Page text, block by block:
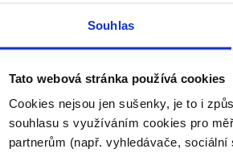
Souhlas
Tato webová stránka používá cookies
Cookies nejsou jen sušenky, je to i
souhlasu s využíváním cookies pro
partnerům (např. vyhledávače,